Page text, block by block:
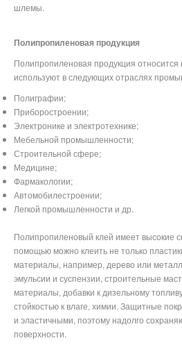
шлемы.
Полипропиленовая продукция
Полипропиленовая продукция относится
используют в следующих отраслях
Полиграфии;
Приборостроении;
Электронике и электротехнике;
Мебельной промышленности;
Строительной сфере;
Медицине;
Фармакологии;
Автомобилестроении;
Легкой промышленности и др.
Полипропиленовый клей имеет высокие
помощью можно клеить не только
материалы, например, дерево или
эмульсии и суспензии, строительные
материалы, добавки к дизельному
стойкостью к влаге, химии. Защитные
и эластичными, поэтому надолго
поверхности.